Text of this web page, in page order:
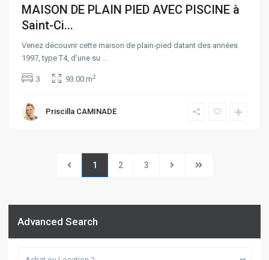
MAISON DE PLAIN PIED AVEC PISCINE à
Saint-Ci...
Venez découvrir cette maison de plain-pied datant des années
1997, type T4, d’une su
3 93.00 m2
Priscilla CAMINADE
1 2 3
Advanced Search